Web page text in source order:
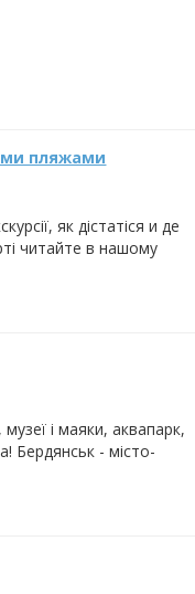
пляжами
як дістатіся и де
читайте в нашому
і маяки, аквапарк,
Бердянськ - місто-